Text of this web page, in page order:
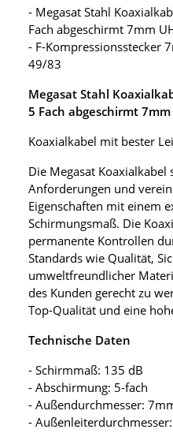
- Megasat Stahl
Fach abgeschirmt 7mm
- F-Kompressionsstecker
49/83
Megasat Stahl
5 Fach abgeschirmt
Koaxialkabel mit bester
Die Megasat Koaxialkabel
Anforderungen und
Eigenschaften mit einem
Schirmungsmaß. Die
permanente Kontrollen
Standards wie Qualität,
umweltfreundlicher
des Kunden gerecht zu
Top-Qualität und eine
Technische Daten
- Schirmmaß: 135 dB
- Abschirmung: 5-fach
- Außendurchmesser:
-